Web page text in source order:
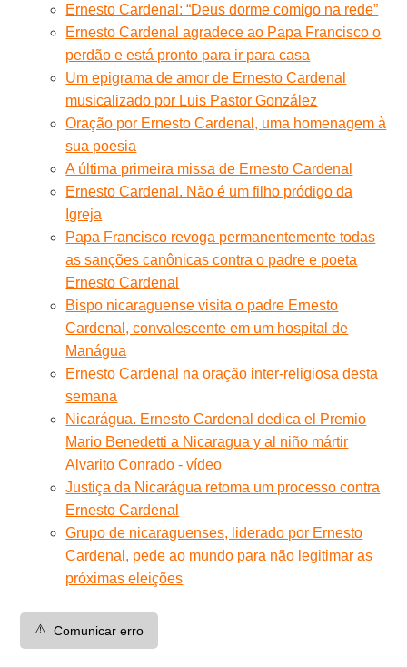
Ernesto Cardenal: “Deus dorme comigo na rede”
Ernesto Cardenal agradece ao Papa Francisco o
perdão e está pronto para ir para casa
Um epigrama de amor de Ernesto Cardenal
musicalizado por Luis Pastor González
Oração por Ernesto Cardenal, uma homenagem à
sua poesia
A última primeira missa de Ernesto Cardenal
Ernesto Cardenal. Não é um filho pródigo da
Igreja
Papa Francisco revoga permanentemente todas
as sanções canônicas contra o padre e poeta
Ernesto Cardenal
Bispo nicaraguense visita o padre Ernesto
Cardenal, convalescente em um hospital de
Manágua
Ernesto Cardenal na oração inter-religiosa desta
semana
Nicarágua. Ernesto Cardenal dedica el Premio
Mario Benedetti a Nicaragua y al niño mártir
Alvarito Conrado - vídeo
Justiça da Nicarágua retoma um processo contra
Ernesto Cardenal
Grupo de nicaraguenses, liderado por Ernesto
Cardenal, pede ao mundo para não legitimar as
próximas eleições
⚠️ Comunicar erro